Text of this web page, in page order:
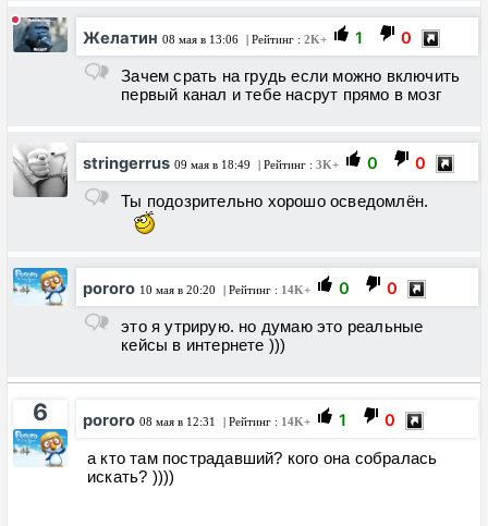
Желатин 08 мая в 13:06 | Рейтинг : 2K+ 1 0
Зачем срать на грудь если можно включить
первый канал и тебе насрут прямо в мозг
stringerrus 09 мая в 18:49 | Рейтинг : 3K+ 0 0
Ты подозрительно хорошо осведомлён.
pororo 10 мая в 20:20 | Рейтинг : 14K+ 0 0
это я утрирую. но думаю это реальные
кейсы в интернете )))
6 pororo 08 мая в 12:31 | Рейтинг : 14K+ 1 0
а кто там пострадавший? кого она собралась
искать? ))))